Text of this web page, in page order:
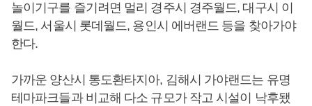
놀이기구를 즐기려면 멀리 경주시 경주월드, 대구시 이
월드, 서울시 롯데월드, 용인시 에버랜드 등을 찾아가야
한다.
가까운 양산시 통도환타지아, 김해시 가야랜드는 유명
테마파크들과 비교해 다소 규모가 작고 시설이 낙후됐